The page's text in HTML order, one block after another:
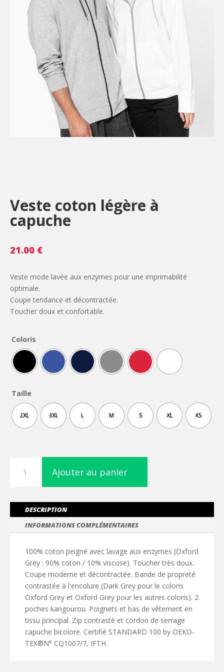
Veste coton légère à
capuche
21.00 €
Veste mode lavée aux enzymes pour une imprimabilité
optimale.
Coupe tendance et décontractée.
Toucher doux et confortable.
Coloris
Taille
2XL 3XL L M S XL XS
légère
à
capuche
Ajouter au panier
DESCRIPTION
INFORMATIONS COMPLÉMENTAIRES
100% coton peigné avec lavage aux enzymes (Oxford
Grey : 90% coton / 10% viscose). Toucher très doux.
Coupe moderne et décontractée. Bande de propreté
contrastée à l'encolure (Dark Grey pour le coloris
Oxford Grey et Oxford Grey pour les autres coloris). 2
poches kangourou. Poignets et bas de vêtement en
tissu principal. Zip contrasté et cordon de serrage
capuche bicolore. Certifié STANDARD 100 by OEKO-
TEX®N° CQ1007/7, IFTH.